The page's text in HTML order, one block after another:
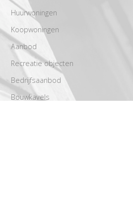
Huurwoningen
Koopwoningen
Aanbod
Recreatie objecten
Bedrijfsaanbod
Bouwkavels